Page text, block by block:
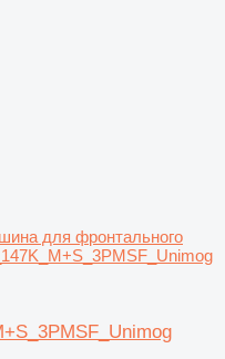
для фронтального